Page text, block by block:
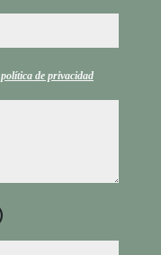
política de privacidad